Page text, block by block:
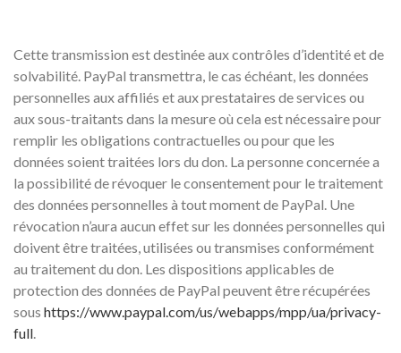
Cette transmission est destinée aux contrôles d’identité et de
solvabilité. PayPal transmettra, le cas échéant, les données
personnelles aux affiliés et aux prestataires de services ou
aux sous-traitants dans la mesure où cela est nécessaire pour
remplir les obligations contractuelles ou pour que les
données soient traitées lors du don. La personne concernée a
la possibilité de révoquer le consentement pour le traitement
des données personnelles à tout moment de PayPal. Une
révocation n’aura aucun effet sur les données personnelles qui
doivent être traitées, utilisées ou transmises conformément
au traitement du don. Les dispositions applicables de
protection des données de PayPal peuvent être récupérées
sous https://www.paypal.com/us/webapps/mpp/ua/privacy-
full.